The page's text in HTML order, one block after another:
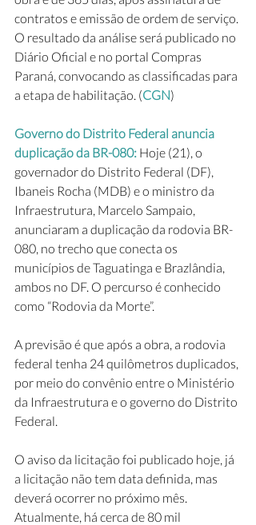
contratos e emissão de ordem de serviço.
O resultado da análise será publicado no
Diário Oficial e no portal Compras
Paraná, convocando as classificadas para
a etapa de habilitação. (CGN)
Governo do Distrito Federal anuncia
duplicação da BR-080: Hoje (21), o
governador do Distrito Federal (DF),
Ibaneis Rocha (MDB) e o ministro da
Infraestrutura, Marcelo Sampaio,
anunciaram a duplicação da rodovia BR-
080, no trecho que conecta os
municípios de Taguatinga e Brazlândia,
ambos no DF. O percurso é conhecido
como “Rodovia da Morte”.
A previsão é que após a obra, a rodovia
federal tenha 24 quilômetros duplicados,
por meio do convênio entre o Ministério
da Infraestrutura e o governo do Distrito
Federal.
O aviso da licitação foi publicado hoje, já
a licitação não tem data definida, mas
deverá ocorrer no próximo mês.
Atualmente, há cerca de 80 mil